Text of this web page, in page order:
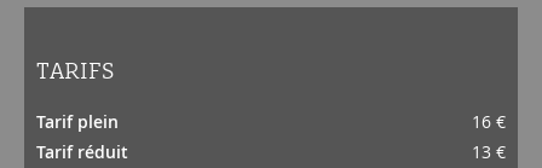
TARIFS
Tarif plein
16 €
Tarif réduit
13 €